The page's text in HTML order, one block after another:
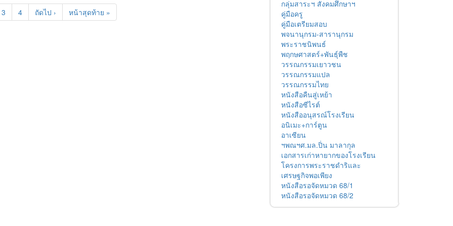
3 4 ถัดไป › หน้าสุดท้าย »
กลุ่มสาระฯ สังคมศึกษาฯ
คู่มือครู
คู่มือเตรียมสอบ
พจนานุกรม-สารานุกรม
พระราชนิพนธ์
พฤกษศาสตร์+พันธุ์พืช
วรรณกรรมเยาวชน
วรรณกรรมแปล
วรรณกรรมไทย
หนังสือคืนสู่เหย้า
หนังสือซีไรต์
หนังสืออนุสรณ์โรงเรียน
อนิเมะ+การ์ตูน
อาเซียน
ฯพณฯศ.มล.ปิ่น มาลากุล
เอกสารเก่าหายากของโรงเรียน
โครงการพระราชดำริและ
เศรษฐกิจพอเพียง
หนังสือรอจัดหมวด 68/1
หนังสือรอจัดหมวด 68/2